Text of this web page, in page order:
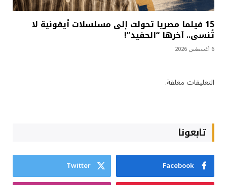
15 فيلما مصريا تحولت إلى مسلسلات أيقونية لا
تُنسى.. آخرها “الحفيد”!
6 أغسطس 2026
التعليقات مغلقة.
تابعونا
Facebook
Twitter